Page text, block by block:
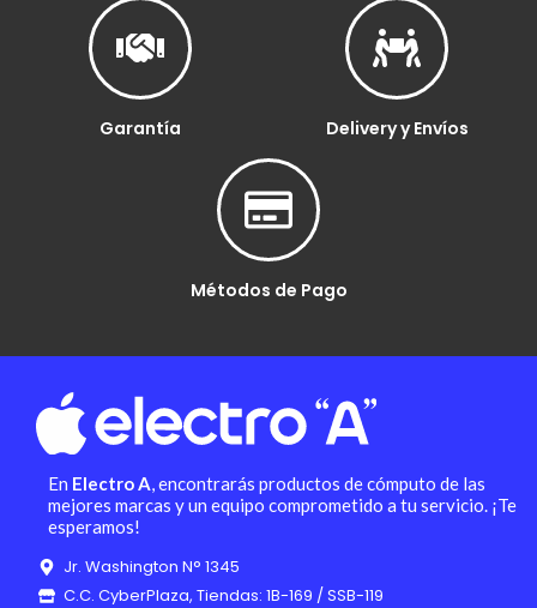
Garantía Delivery y Envíos
Métodos de Pago
En Electro A, encontrarás productos de cómputo de las
mejores marcas y un equipo comprometido a tu servicio. ¡Te
esperamos!
Jr. Washington N° 1345
C.C. CyberPlaza, Tiendas: 1B-169 / SSB-119